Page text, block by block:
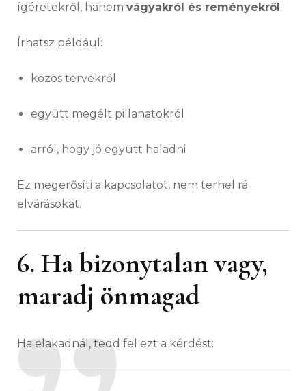
ígéretekről, hanem vágyakról és reményekről .
Írhatsz például:
közös tervekről
együtt megélt pillanatokról
arról, hogy jó együtt haladni
Ez megerősíti a kapcsolatot, nem terhel rá
elvárásokat.
6. Ha bizonytalan vagy,
maradj önmagad
Ha elakadnál, tedd fel ezt a kérdést: